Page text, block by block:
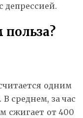
депрессией.
одним
среднем, за час
сжигает от 400